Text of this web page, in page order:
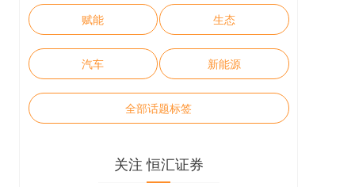
赋能 生态
汽车 新能源
全部话题标签
关注 恒汇证券